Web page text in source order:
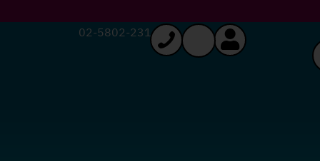
02-5802-231